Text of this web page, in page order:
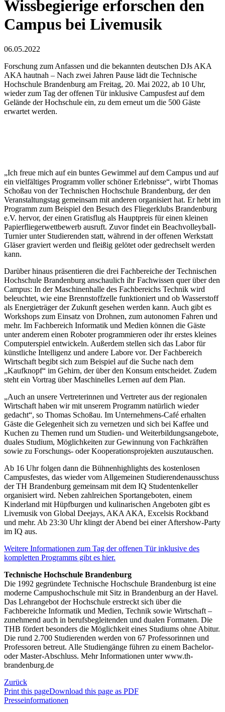
Wissbegierige erforschen den
Campus bei Livemusik
06.05.2022
Forschung zum Anfassen und die bekannten deutschen DJs AKA
AKA hautnah – Nach zwei Jahren Pause lädt die Technische
Hochschule Brandenburg am Freitag, 20. Mai 2022, ab 10 Uhr,
wieder zum Tag der offenen Tür inklusive Campusfest auf dem
Gelände der Hochschule ein, zu dem erneut um die 500 Gäste
erwartet werden.
„Ich freue mich auf ein buntes Gewimmel auf dem Campus und auf
ein vielfältiges Programm voller schöner Erlebnisse“, wirbt Thomas
Schoßau von der Technischen Hochschule Brandenburg, der den
Veranstaltungstag gemeinsam mit anderen organisiert hat. Er hebt im
Programm zum Beispiel den Besuch des Fliegerklubs Brandenburg
e.V. hervor, der einen Gratisflug als Hauptpreis für einen kleinen
Papierfliegerwettbewerb ausruft. Zuvor findet ein Beachvolleyball-
Turnier unter Studierenden statt, während in der offenen Werkstatt
Gläser graviert werden und fleißig gelötet oder gedrechselt werden
kann.
Darüber hinaus präsentieren die drei Fachbereiche der Technischen
Hochschule Brandenburg anschaulich ihr Fachwissen quer über den
Campus: In der Maschinenhalle des Fachbereichs Technik wird
beleuchtet, wie eine Brennstoffzelle funktioniert und ob Wasserstoff
als Energieträger der Zukunft gesehen werden kann. Auch gibt es
Workshops zum Einsatz von Drohnen, zum autonomen Fahren und
mehr. Im Fachbereich Informatik und Medien können die Gäste
unter anderem einen Roboter programmieren oder ihr erstes kleines
Computerspiel entwickeln. Außerdem stellen sich das Labor für
künstliche Intelligenz und andere Labore vor. Der Fachbereich
Wirtschaft begibt sich zum Beispiel auf die Suche nach dem
„Kaufknopf“ im Gehirn, der über den Konsum entscheidet. Zudem
steht ein Vortrag über Maschinelles Lernen auf dem Plan.
„Auch an unsere Vertreterinnen und Vertreter aus der regionalen
Wirtschaft haben wir mit unserem Programm natürlich wieder
gedacht“, so Thomas Schoßau. Im Unternehmens-Café erhalten
Gäste die Gelegenheit sich zu vernetzen und sich bei Kaffee und
Kuchen zu Themen rund um Studien- und Weiterbildungsangebote,
duales Studium, Möglichkeiten zur Gewinnung von Fachkräften
sowie zu Forschungs- oder Kooperationsprojekten auszutauschen.
Ab 16 Uhr folgen dann die Bühnenhighlights des kostenlosen
Campusfestes, das wieder vom Allgemeinen Studierendenausschuss
der TH Brandenburg gemeinsam mit dem IQ Studentenkeller
organisiert wird. Neben zahlreichen Sportangeboten, einem
Kinderland mit Hüpfburgen und kulinarischen Angeboten gibt es
Livemusik von Global Deejays, AKA AKA, Excelsis Rockband
und mehr. Ab 23:30 Uhr klingt der Abend bei einer Aftershow-Party
im IQ aus.
Weitere Informationen zum Tag der offenen Tür inklusive des
kompletten Programms gibt es hier.
Technische Hochschule Brandenburg
Die 1992 gegründete Technische Hochschule Brandenburg ist eine
moderne Campushochschule mit Sitz in Brandenburg an der Havel.
Das Lehrangebot der Hochschule erstreckt sich über die
Fachbereiche Informatik und Medien, Technik sowie Wirtschaft –
zunehmend auch in berufsbegleitenden und dualen Formaten. Die
THB fördert besonders die Möglichkeit eines Studiums ohne Abitur.
Die rund 2.700 Studierenden werden von 67 Professorinnen und
Professoren betreut. Alle Studiengänge führen zu einem Bachelor-
oder Master-Abschluss. Mehr Informationen unter www.th-
brandenburg.de
Zurück
Print this pageDownload this page as PDF
Presseinformationen